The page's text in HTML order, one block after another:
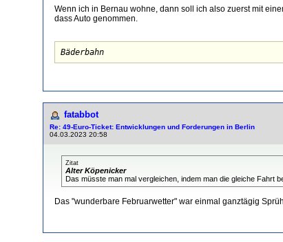
Wenn ich in Bernau wohne, dann soll ich also zuerst mit
dass Auto genommen.
Bäderbahn
fatabbot
Re: 49-Euro-Ticket: Entwicklungen und Forderungen in Berlin
04.03.2023 20:58
Zitat
Alter Köpenicker
Das müsste man mal vergleichen, indem man die gleiche Fahrt
Das "wunderbare Februarwetter" war einmal ganztägig